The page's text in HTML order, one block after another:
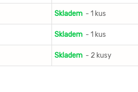
Skladem - 1 kus
Skladem - 1 kus
Skladem - 2 kusy